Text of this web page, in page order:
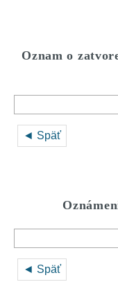
Oznam o
◄ Späť
◄ Späť